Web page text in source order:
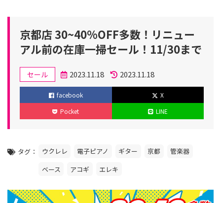
京都店 30~40%OFF多数！リニュー
アル前の在庫一掃セール！11/30まで
テ
ゴ
セール
投
稿
2023.11.18
更
新
2023.11.18
facebook
X
Pocket
LINE
タグ ウクレレ 電子ピアノ ギター 京都
管楽器
ベース
アコギ エレキ